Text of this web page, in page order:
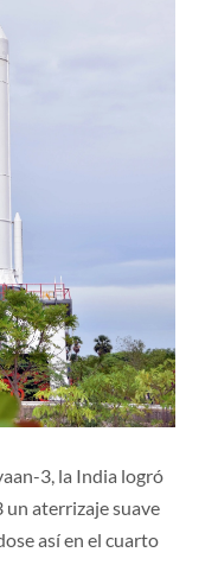
3, la India logró
un aterrizaje suave
así en el cuarto